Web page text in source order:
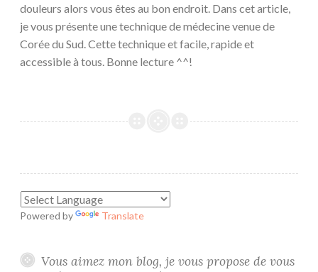
douleurs alors vous êtes au bon endroit. Dans cet article,
je vous présente une technique de médecine venue de
Corée du Sud. Cette technique et facile, rapide et
accessible à tous. Bonne lecture ^^!
Powered by Translate
Vous aimez mon blog, je vous propose de vous